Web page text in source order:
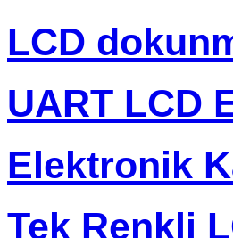
LCD
UART LCD
Elektronik
Tek Renkli